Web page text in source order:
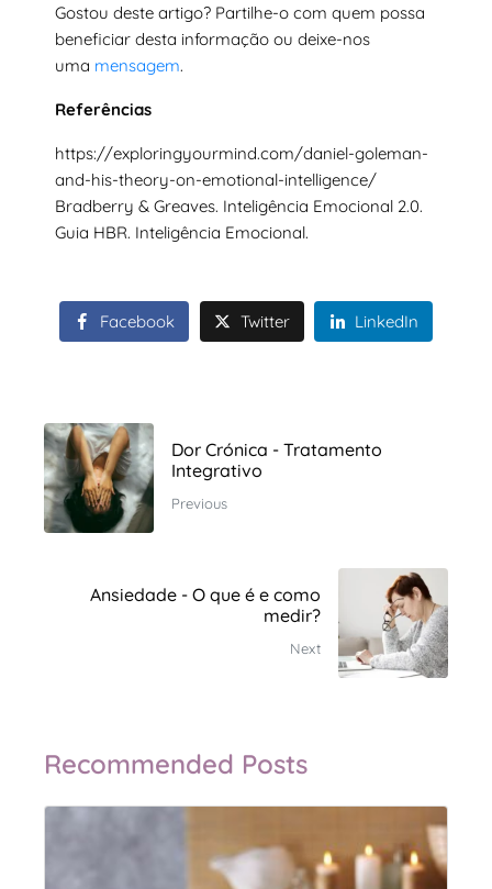
Gostou deste artigo? Partilhe-o com quem possa
beneficiar desta informação ou deixe-nos
uma mensagem.
Referências
https://exploringyourmind.com/daniel-goleman-
and-his-theory-on-emotional-intelligence/
Bradberry & Greaves. Inteligência Emocional 2.0.
Guia HBR. Inteligência Emocional.
Facebook Twitter LinkedIn
Dor Crónica - Tratamento
Integrativo
Previous
Ansiedade - O que é e como
medir?
Next
Recommended Posts